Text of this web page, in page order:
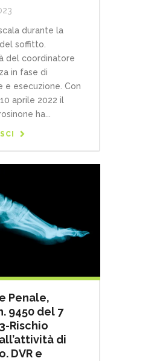
durante la
soffitto.
del coordinatore
in fase di
e esecuzione. Con
aprile 2022 il
ha...
Penale,
9450 del 7
Rischio
di
DVR e